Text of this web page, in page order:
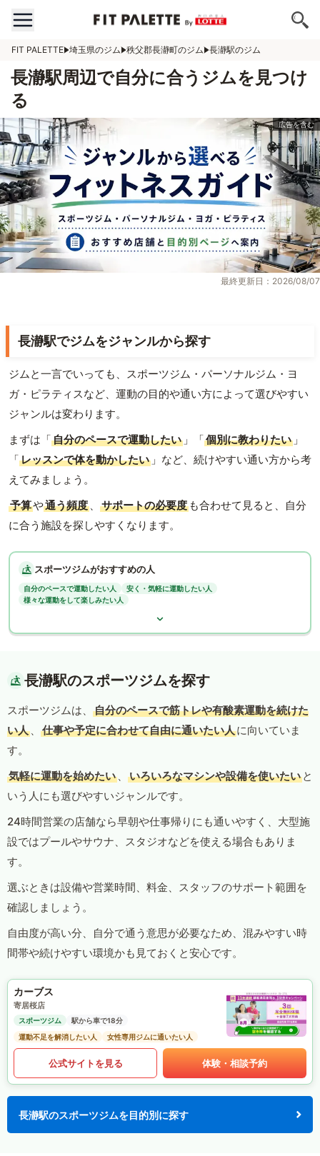
FIT PALETTE 埼玉県のジム 秩父郡長瀞町のジム 長瀞駅のジム
長瀞駅周辺で自分に合うジムを見つけ
る
最終更新日：2026/08/07
長瀞駅でジムをジャンルから探す
ジムと一言でいっても、スポーツジム・パーソナルジム・ヨ
ガ・ピラティスなど、運動の目的や通い方によって選びやすい
ジャンルは変わります。
まずは「自分のペースで運動したい 」「個別に教わりたい 」
「レッスンで体を動かしたい 」など、続けやすい通い方から考
えてみましょう。
予算や通う頻度 、 サポートの必要度 も合わせて見ると、自分
に合う施設を探しやすくなります。
スポーツジムがおすすめの人
自分のペースで運動したい人
安く・気軽に運動したい人
様々な運動をして楽しみたい人
長瀞駅のスポーツジムを探す
スポーツジムは、
自分のペースで筋トレや有酸素運動を続けた
い人 、 仕事や予定に合わせて自由に通いたい人に向いていま
す。
気軽に運動を始めたい 、 いろいろなマシンや設備を使いたい と
いう人にも選びやすいジャンルです。
24時間営業の店舗なら早朝や仕事帰りにも通いやすく、大型施
設ではプールやサウナ、スタジオなどを使える場合もありま
す。
選ぶときは設備や営業時間、料金、スタッフのサポート範囲を
確認しましょう。
自由度が高い分、自分で通う意思が必要なため、混みやすい時
間帯や続けやすい環境かも見ておくと安心です。
カーブス
寄居桜店
スポーツジム
駅から車で18分
運動不足を解消したい人
女性専用ジムに通いたい人
公式サイトを見る 体験・相談予約
長瀞駅のスポーツジムを目的別に探す